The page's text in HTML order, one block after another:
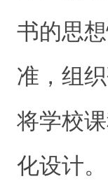
书的思
准，组
将学校
化设计。